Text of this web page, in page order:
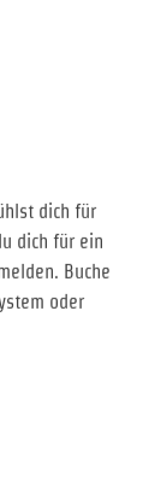
dich für
dich für ein
Buche
oder